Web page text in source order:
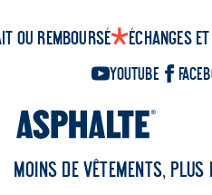
ou remboursé Échanges
YouTube
MOINS DE VÊTEMENTS, PLUS